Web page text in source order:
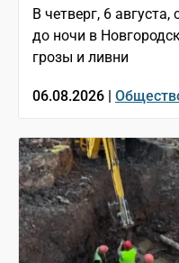
В четверг, 6
до ночи в
грозы и ливни
06.08.2026 |